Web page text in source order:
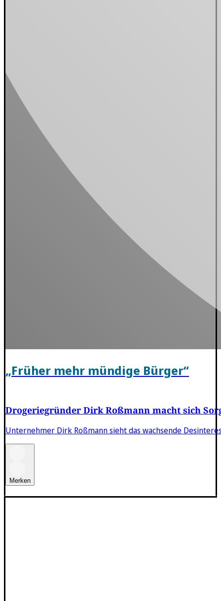
„Früher mehr mündige Bürger“
Drogeriegründer Dirk Roßmann macht sich
Unternehmer Dirk Roßmann sieht das wachsende
Merken